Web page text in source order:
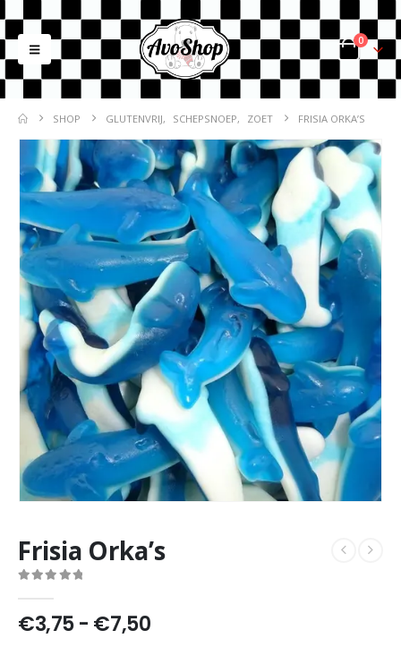
0
SHOP GLUTENVRIJ, SCHEPSNOEP, ZOET FRISIA ORKA’S
Frisia Orka’s
€3,75 - €7,50Prijsklasse: